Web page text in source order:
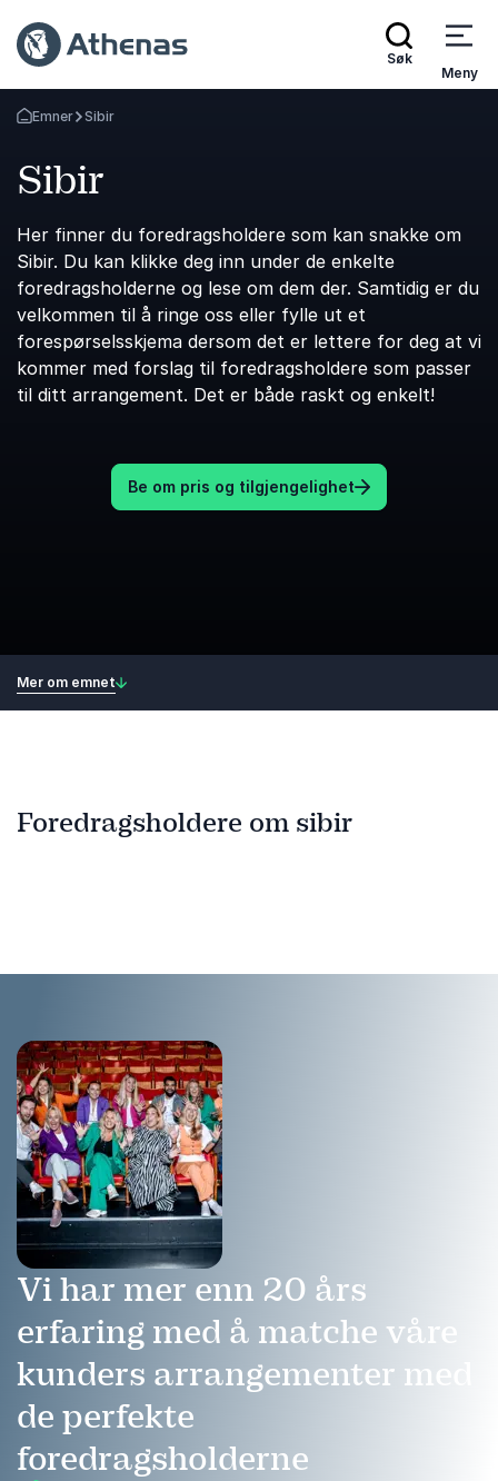
Søk
Meny
Gå tilbake til startsiden
Emner Sibir
Sibir
Her finner du foredragsholdere som kan snakke om
Sibir. Du kan klikke deg inn under de enkelte
foredragsholderne og lese om dem der. Samtidig er du
velkommen til å ringe oss eller fylle ut et
forespørselsskjema dersom det er lettere for deg at vi
kommer med forslag til foredragsholdere som passer
til ditt arrangement. Det er både raskt og enkelt!
Be om pris og tilgjengelighet
Mer om emnet
Foredragsholdere om sibir
Vi har mer enn 20 års
erfaring med å matche våre
kunders arrangementer med
de perfekte
foredragsholderne